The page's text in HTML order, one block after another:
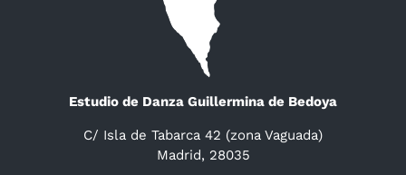
Estudio de Danza Guillermina de Bedoya
C/ Isla de Tabarca 42 (zona Vaguada)
Madrid, 28035